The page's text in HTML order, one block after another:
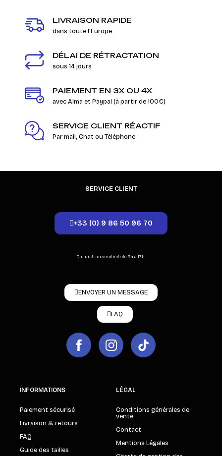
LIVRAISON RAPIDE
dans toute l'Europe
DÉLAI DE RÉTRACTATION
sous 14 jours
PAIEMENT EN 3X OU 4X
avec Alma et Paypal (à partir de 100€)
SERVICE CLIENT RÉACTIF
Par mail, Chat ou Téléphone
SERVICE CLIENT
+33 (0) 9 86 50 96 70
Du lundi au vendredi de 9h à 17h.
ENVOYER UN MESSAGE
FAQ
INFORMATIONS
Paiement sécurisé
Livraison & retours
FAQ
Guide des tailles
LÉGAL
Conditions générales de
vente
Contact
Mentions Légales